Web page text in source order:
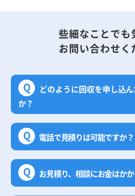
些細なことでも
お問い合わせく
Q
どのように回収を申し込
か？
Q 電話で見積りは可能ですか？
Q お見積り、相談にお金はか